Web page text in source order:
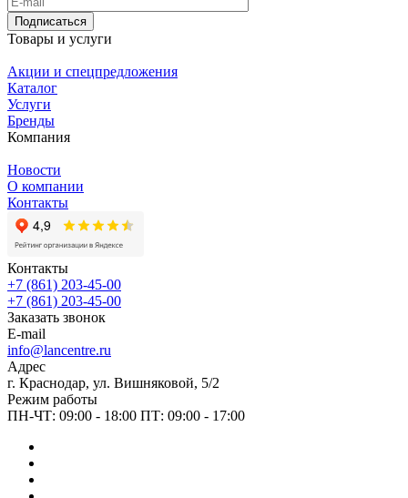
Подписаться
Товары и услуги
Акции и спецпредложения
Каталог
Услуги
Бренды
Компания
Новости
О компании
Контакты
Контакты
+7 (861) 203-45-00
+7 (861) 203-45-00
Заказать звонок
E-mail
info@lancentre.ru
Адрес
г. Краснодар, ул. Вишняковой, 5/2
Режим работы
ПН-ЧТ: 09:00 - 18:00 ПТ: 09:00 - 17:00